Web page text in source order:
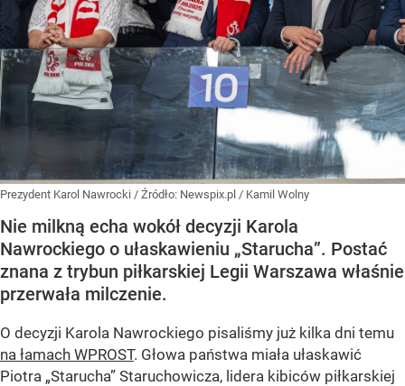
Prezydent Karol Nawrocki / Źródło: Newspix.pl / Kamil Wolny
Nie milkną echa wokół decyzji Karola
Nawrockiego o ułaskawieniu „Starucha”. Postać
znana z trybun piłkarskiej Legii Warszawa właśnie
przerwała milczenie.
O decyzji Karola Nawrockiego pisaliśmy już kilka dni temu
na łamach WPROST. Głowa państwa miała ułaskawić
Piotra „Starucha” Staruchowicza, lidera kibiców piłkarskiej